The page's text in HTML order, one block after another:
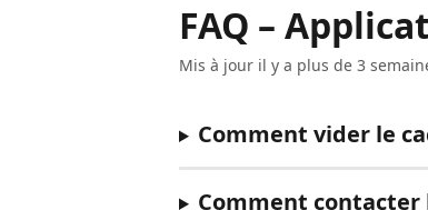
FAQ –
Mis à jour il y a plus de 3
Comment vider le
Comment contacter